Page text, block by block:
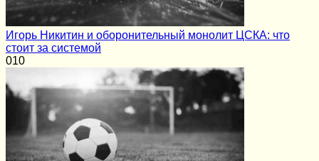
Игорь Никитин и оборонительный монолит ЦСКА: что
стоит за системой
010